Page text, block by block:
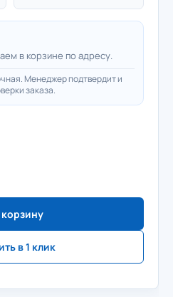
в корзине по адресу.
Менеджер подтвердит и
заказа.
корзину
в 1 клик